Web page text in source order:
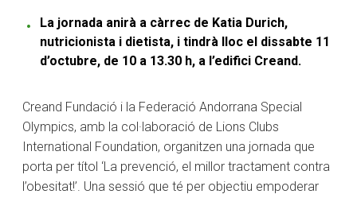
La jornada anirà a càrrec de Katia Durich,
nutricionista i dietista, i tindrà lloc el dissabte 11
d’octubre, de 10 a 13.30 h, a l’edifici Creand.
Creand Fundació i la Federació Andorrana Special
Olympics, amb la col·laboració de Lions Clubs
International Foundation, organitzen una jornada que
porta per títol ‘La prevenció, el millor tractament contra
l’obesitat!’. Una sessió que té per objectiu empoderar